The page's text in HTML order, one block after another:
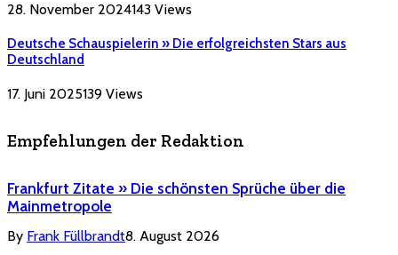
28. November 2024143 Views
Deutsche Schauspielerin » Die erfolgreichsten Stars aus
Deutschland
17. Juni 2025139 Views
Empfehlungen der Redaktion
Frankfurt Zitate » Die schönsten Sprüche über die
Mainmetropole
By Frank Füllbrandt8. August 2026